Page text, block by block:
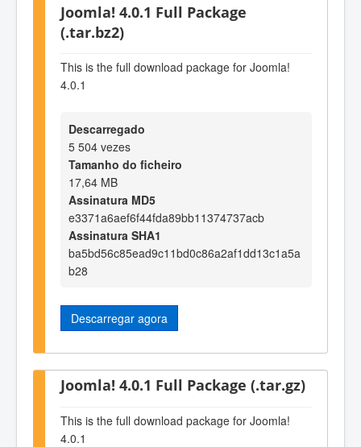
Joomla! 4.0.1 Full Package
(.tar.bz2)
This is the full download package for Joomla!
4.0.1
Descarregado
5 504 vezes
Tamanho do ficheiro
17,64 MB
Assinatura MD5
e3371a6aef6f44fda89bb11374737acb
Assinatura SHA1
ba5bd56c85ead9c11bd0c86a2af1dd13c1a5a
b28
Descarregar agora
Joomla! 4.0.1 Full Package (.tar.gz)
This is the full download package for Joomla!
4.0.1